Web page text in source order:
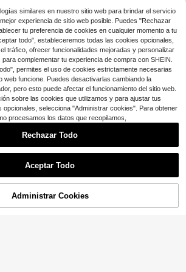
4 niveles
d
par
y coll
marrón c
para el
Hallowee
dor de joyas para relojes, soporte p
ara joyas para collares, pulseras, pe
ndientes y anillos, negro/blanco
$12.00 -70%
Envío Rápido
1 pieza Soporte de exhibición de jo
yería de madera de bambú creativo
con múltiples especificaciones / Est
ante de exhibición de collares, puls
eras y tobilleras, adecuado para ex
8
este producto está agotado.
AGOTADO
de $40.98
de joya
y pulsera
exhibici
pulseras, s
cabello y c
Local Soporte de exhibición de joye
ría en forma de torre con barra flota
nte para brazaletes, collares, arete
s, pulseras, colgantes, tobillos, reloj
es y llaves, organizador para el hog
ar para mujeres y hombres, regalo e
Solo quedan 10
$11.12 -47%
similares en nuestro sitio web para brindar el servicio
experiencia de sitio web posible. Puedes "Rechazar
tu preferencia de cookies en cualquier momento a tu
todo", estableceremos todas las cookies opcionales,
tráfico, ofrecer funcionalidades mejoradas y personalizar
complementar tu experiencia de compra con SHEIN.
permites el uso de cookies estrictamente necesarias
web funcione. Puedes desactivarlas cambiando la
pero esto puede afectar el funcionamiento del sitio web.
sobre las cookies que utilizamos y para ajustar tus
opcionales, selecciona "Administrar cookies". Para obtener
procesamos los datos que recopilamos,
Rechazar Todo
Aceptar Todo
Administrar Cookies